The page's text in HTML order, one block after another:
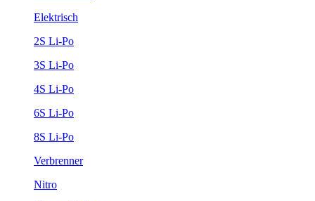
Elektrisch
2S Li-Po
3S Li-Po
4S Li-Po
6S Li-Po
8S Li-Po
Verbrenner
Nitro